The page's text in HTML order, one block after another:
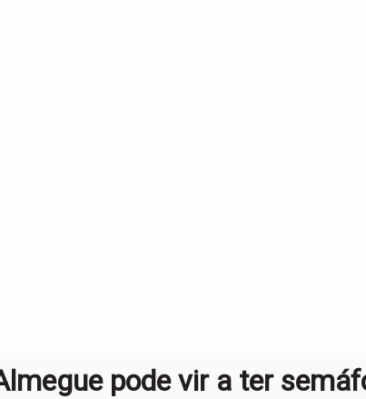
pode vir a ter